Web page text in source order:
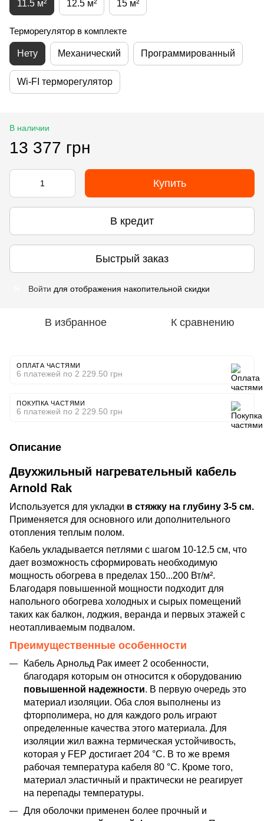
11.5 м² 12.5 м² 15 м²
Терморегулятор в комплекте
Нету Механический Программированный
Wi-FI терморегулятор
В наличии
13 377 грн
Купить
В кредит
Быстрый заказ
Войти для отображения накопительной скидки
В избранное К сравнению
ОПЛАТА ЧАСТЯМИ
6 платежей по 2 229.50 грн
ПОКУПКА ЧАСТЯМИ
6 платежей по 2 229.50 грн
Описание
Двухжильный нагревательный кабель
Arnold Rak
Используется для укладки в стяжку на глубину 3-5 см.
Применяется для основного или дополнительного
отопления теплым полом.
Кабель укладывается петлями с шагом 10-12.5 см, что
дает возможность сформировать необходимую
мощность обогрева в пределах 150...200 Вт/м².
Благодаря повышенной мощности подходит для
напольного обогрева холодных и сырых помещений
таких как балкон, лоджия, веранда и первых этажей с
неотапливаемым подвалом.
Преимущественные особенности
Кабель Арнольд Рак имеет 2 особенности,
благодаря которым он относится к оборудованию
повышенной надежности. В первую очередь это
материал изоляции. Оба слоя выполнены из
фторполимера, но для каждого роль играют
определенные качества этого материала. Для
изоляции жил важна термическая устойчивость,
которая у FEP достигает 204 °C. В то же время
рабочая температура кабеля 80 °C. Кроме того,
материал эластичный и практически не реагирует
на перепады температуры.
Для оболочки применен более прочный и